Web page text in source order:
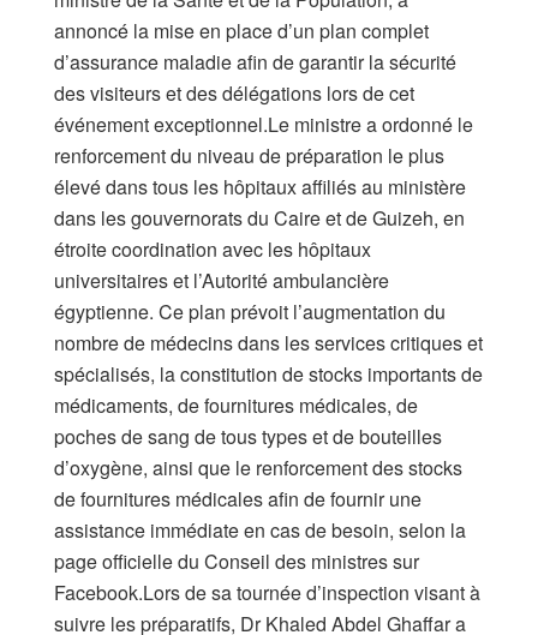
annoncé la mise en place d’un plan complet
d’assurance maladie afin de garantir la sécurité
des visiteurs et des délégations lors de cet
événement exceptionnel.Le ministre a ordonné le
renforcement du niveau de préparation le plus
élevé dans tous les hôpitaux affiliés au ministère
dans les gouvernorats du Caire et de Guizeh, en
étroite coordination avec les hôpitaux
universitaires et l’Autorité ambulancière
égyptienne. Ce plan prévoit l’augmentation du
nombre de médecins dans les services critiques et
spécialisés, la constitution de stocks importants de
médicaments, de fournitures médicales, de
poches de sang de tous types et de bouteilles
d’oxygène, ainsi que le renforcement des stocks
de fournitures médicales afin de fournir une
assistance immédiate en cas de besoin, selon la
page officielle du Conseil des ministres sur
Facebook.Lors de sa tournée d’inspection visant à
suivre les préparatifs, Dr Khaled Abdel Ghaffar a